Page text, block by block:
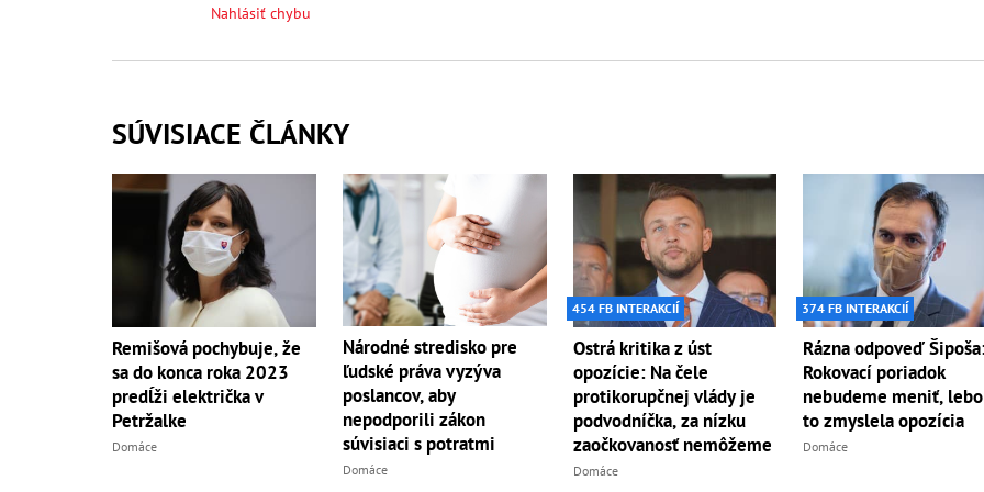
Nahlásiť chybu
SÚVISIACE ČLÁNKY
Remišová pochybuje, že
sa do konca roka 2023
predĺži električka v
Petržalke
Domáce
Národné stredisko pre
ľudské práva vyzýva
poslancov, aby
nepodporili zákon
súvisiaci s potratmi
Domáce
454 FB INTERAKCIÍ
Ostrá kritika z úst
opozície: Na čele
protikorupčnej vlády je
podvodníčka, za nízku
zaočkovanosť nemôžeme
Domáce
374 FB INTERAKCIÍ
Rázna odpoveď
Rokovací poriadok
nebudeme meniť,
to zmyslela opozícia
Domáce